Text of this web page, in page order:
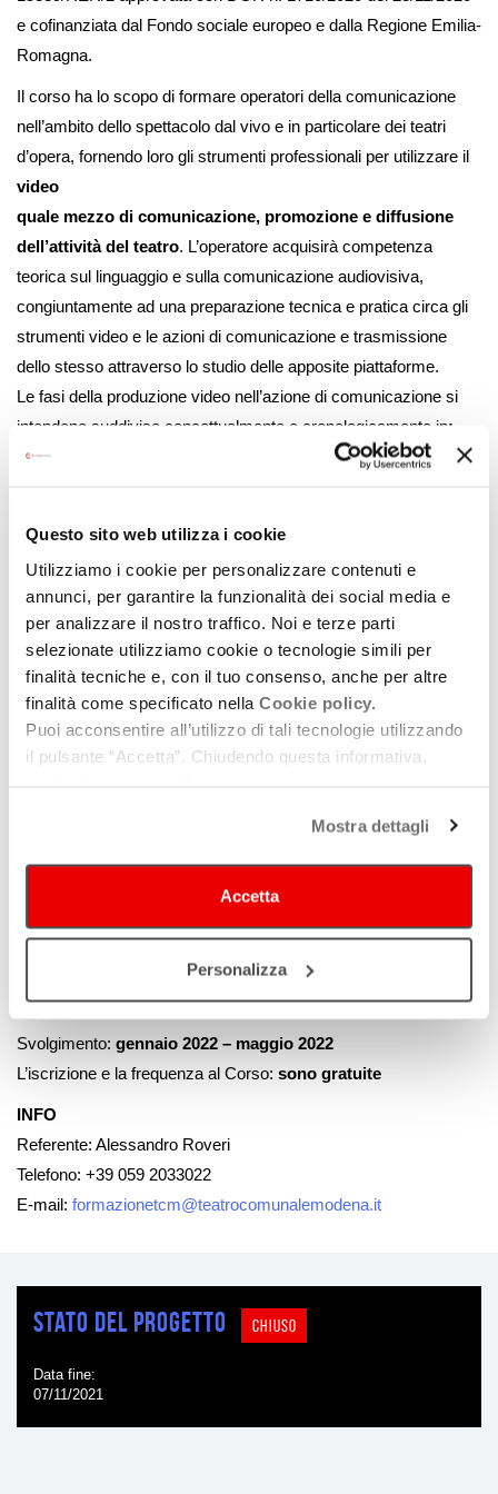
Questo sito web utilizza i cookie
Utilizziamo i cookie per personalizzare contenuti e
annunci, per garantire la funzionalità dei social media e
per analizzare il nostro traffico. Noi e terze parti
selezionate utilizziamo cookie o tecnologie simili per
finalità tecniche e, con il tuo consenso, anche per altre
finalità come specificato nella Cookie policy.
Puoi acconsentire all’utilizzo di tali tecnologie utilizzando
il pulsante “Accetta”. Chiudendo questa informativa,
Mostra dettagli
Accetta
Personalizza
e cofinanziata dal Fondo sociale europeo e dalla Regione Emilia-
Romagna.
Il corso ha lo scopo di formare operatori della comunicazione
nell’ambito dello spettacolo dal vivo e in particolare dei teatri
d’opera, fornendo loro gli strumenti professionali per utilizzare il
video
quale mezzo di comunicazione, promozione e diffusione
dell’attività del teatro. L’operatore acquisirà competenza
teorica sul linguaggio e sulla comunicazione audiovisiva,
congiuntamente ad una preparazione tecnica e pratica circa gli
strumenti video e le azioni di comunicazione e trasmissione
dello stesso attraverso lo studio delle apposite piattaforme.
Le fasi della produzione video nell’azione di comunicazione si
intendono suddivise concettualmente e cronologicamente in:
Promozione, Comunicazione, Formazione del Pubblico,
Completeranno il corso seminari e laboratori in collaborazione
Comunicazione/Produzioni Multimediali del Comune di Modena
in merito alla produzione video applicata alla Danza, alla Musica
dal vivo e al Territorio.
Al termine del corso si terrà un laboratorio per realizzare lo
streaming live di uno spettacolo al Teatro Comunale di Modena.
Il corso – per max 12 partecipanti – si svolgerà dal 17 gennaio
Modena e stage formativo presso gli uffici comunicazione dei
Teatri della Regione Emilia-Romagna.
BANDO DI PARTECIPAZIONE
DOMANDA DI AMMISSIONE
Svolgimento: gennaio 2022 – maggio 2022
L’iscrizione e la frequenza al Corso: sono gratuite
INFO
Referente: Alessandro Roveri
Telefono: +39 059 2033022
E-mail: formazionetcm@teatrocomunalemodena.it
Stato del progetto CHIUSO
Data fine
07/11/2021